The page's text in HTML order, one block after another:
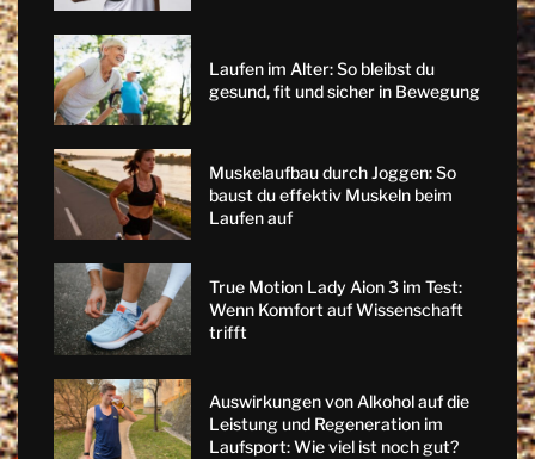
Laufen im Alter: So bleibst du
gesund, fit und sicher in Bewegung
Muskelaufbau durch Joggen: So
baust du effektiv Muskeln beim
Laufen auf
True Motion Lady Aion 3 im Test:
Wenn Komfort auf Wissenschaft
trifft
Auswirkungen von Alkohol auf die
Leistung und Regeneration im
Laufsport: Wie viel ist noch gut?